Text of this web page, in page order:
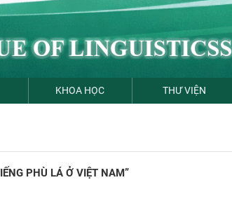
KHOA HỌC THƯ VIỆN
PHÙ LÁ Ở VIỆT NAM”